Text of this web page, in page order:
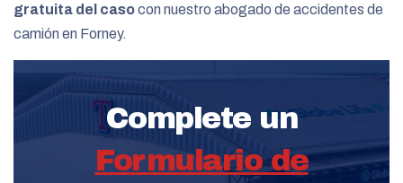
gratuita del casocon nuestro abogado de accidentes de
camión en Forney.
Complete un
Formulario de